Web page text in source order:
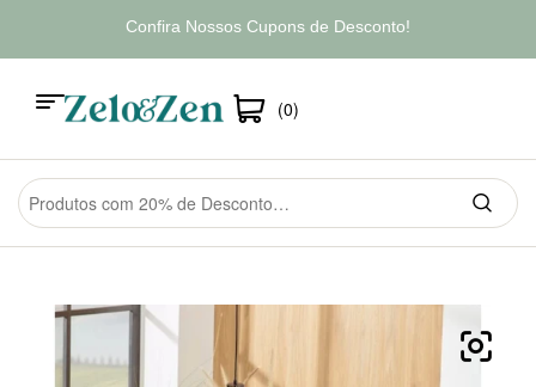
Confira Nossos Cupons de Desconto!
(0)